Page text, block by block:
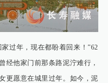
过年，现在都盼着回来！”62
经他家门前那条路泥泞难行，
更愿意在城里过年。如今，泥